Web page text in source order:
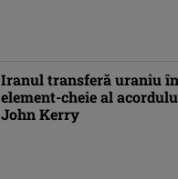
Iranul transferă uraniu
element-cheie al
John Kerry